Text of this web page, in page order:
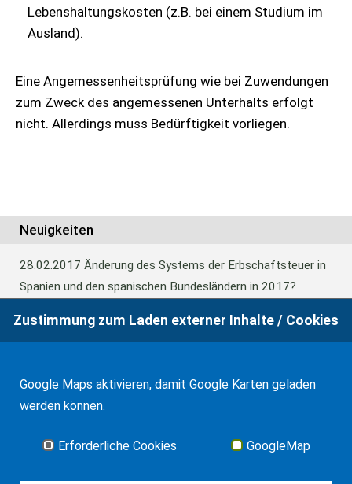
Lebenshaltungskosten (z.B. bei einem Studium im
Ausland).
Eine Angemessenheitsprüfung wie bei Zuwendungen
zum Zweck des angemessenen Unterhalts erfolgt
nicht. Allerdings muss Bedürftigkeit vorliegen.
Neuigkeiten
28.02.2017 Änderung des Systems der Erbschaftsteuer in
Spanien und den spanischen Bundesländern in 2017?
24.06.2016Europäisches Güterrecht verabschiedet
01.01.2016
Erbschaftsteuer und Schenkungssteuer der
Zustimmung zum Laden externer Inhalte / Cookies
Google Maps aktivieren, damit Google Karten geladen
werden können.
Erforderliche Cookies GoogleMap